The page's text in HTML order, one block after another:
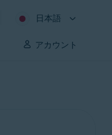
日本語
アカウント